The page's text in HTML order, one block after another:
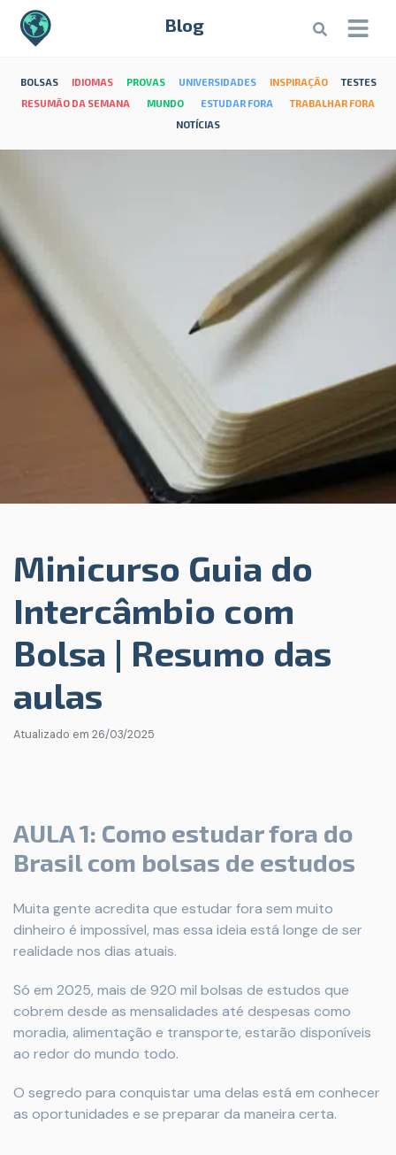
Blog
BOLSAS IDIOMAS PROVAS UNIVERSIDADES INSPIRAÇÃO
TESTES
RESUMÃO DA SEMANA
MUNDO ESTUDAR FORA
TRABALHAR FORA
NOTÍCIAS
Minicurso Guia do
Intercâmbio com
Bolsa | Resumo das
aulas
Atualizado em 26/03/2025
AULA 1: Como estudar fora do
Brasil com bolsas de estudos
Muita gente acredita que estudar fora sem muito
dinheiro é impossível, mas essa ideia está longe de ser
realidade nos dias atuais.
Só em 2025, mais de 920 mil bolsas de estudos que
cobrem desde as mensalidades até despesas como
moradia, alimentação e transporte, estarão disponíveis
ao redor do mundo todo.
O segredo para conquistar uma delas está em conhecer
as oportunidades e se preparar da maneira certa.